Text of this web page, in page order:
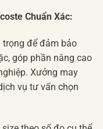
Chuẩn Xác:
trọng để đảm bảo
góp phần nâng cao
Xưởng may
vụ tư vấn chọn